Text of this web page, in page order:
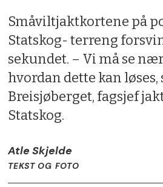
Småviltjaktkortene på
Statskog- terreng
sekundet. – Vi må se
hvordan dette kan løses,
Breisjøberget, fagsjef
Statskog.
Atle Skjelde
TEKST OG FOTO